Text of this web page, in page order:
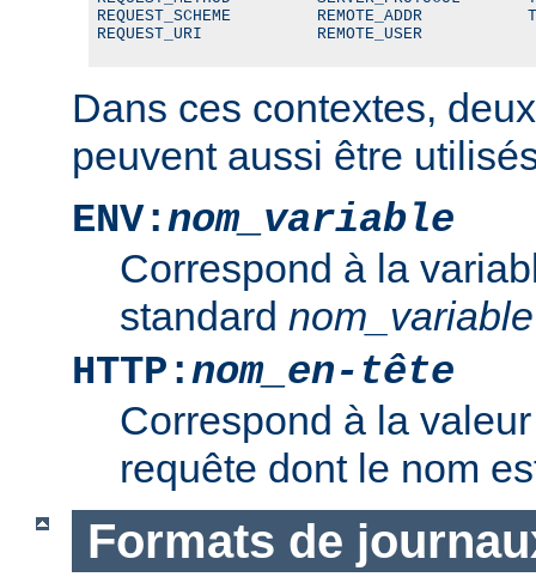
REQUEST_SCHEME         REMOTE_ADDR
REQUEST_URI            REMOTE_USER
Dans ces contextes,
peuvent aussi être
ENV:nom_variable
Correspond à la
standard nom_variable
HTTP:nom_en-tête
Correspond à la
requête dont le nom
Formats de